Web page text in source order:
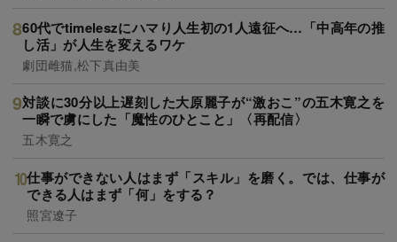
60代でtimeleszにハマり人生初の1人遠征へ…「中高年の推
し活」が人生を変えるワケ
劇団雌猫,松下真由美
対談に30分以上遅刻した大原麗子が“激おこ”の五木寛之を
一瞬で虜にした「魔性のひとこと」〈再配信〉
五木寛之
仕事ができない人はまず「スキル」を磨く。では、仕事が
できる人はまず「何」をする？
照宮遼子